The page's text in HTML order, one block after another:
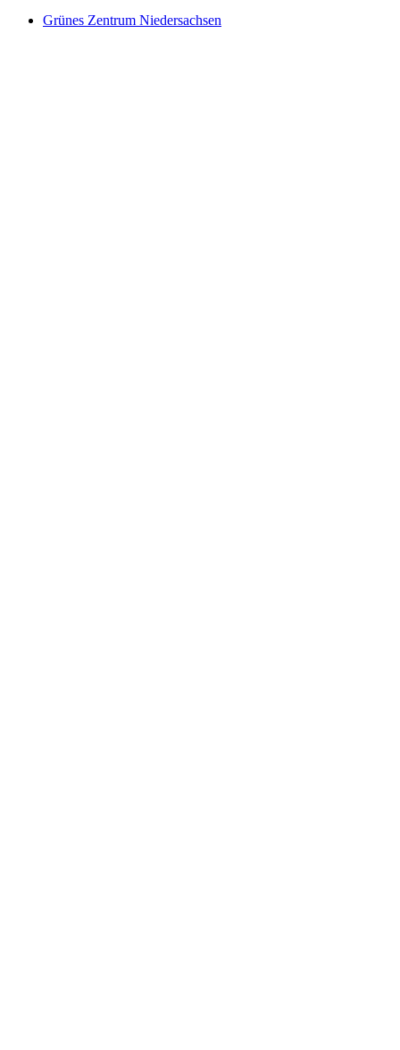
Grünes Zentrum Niedersachsen